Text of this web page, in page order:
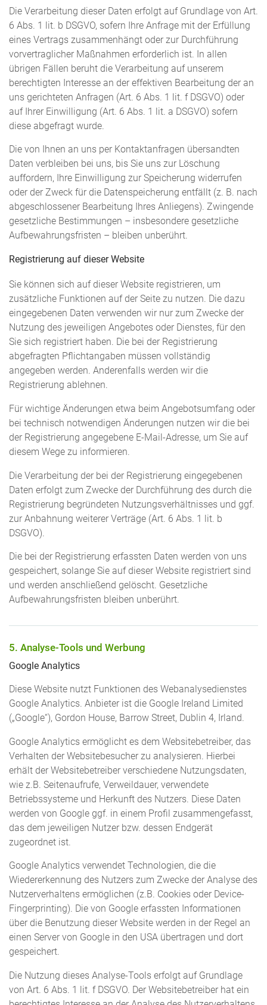
Die Verarbeitung dieser Daten erfolgt auf Grundlage von Art.
6 Abs. 1 lit. b DSGVO, sofern Ihre Anfrage mit der Erfüllung
eines Vertrags zusammenhängt oder zur Durchführung
vorvertraglicher Maßnahmen erforderlich ist. In allen
übrigen Fällen beruht die Verarbeitung auf unserem
berechtigten Interesse an der effektiven Bearbeitung der an
uns gerichteten Anfragen (Art. 6 Abs. 1 lit. f DSGVO) oder
auf Ihrer Einwilligung (Art. 6 Abs. 1 lit. a DSGVO) sofern
diese abgefragt wurde.
Die von Ihnen an uns per Kontaktanfragen übersandten
Daten verbleiben bei uns, bis Sie uns zur Löschung
auffordern, Ihre Einwilligung zur Speicherung widerrufen
oder der Zweck für die Datenspeicherung entfällt (z. B. nach
abgeschlossener Bearbeitung Ihres Anliegens). Zwingende
gesetzliche Bestimmungen – insbesondere gesetzliche
Aufbewahrungsfristen – bleiben unberührt.
Registrierung auf dieser Website
Sie können sich auf dieser Website registrieren, um
zusätzliche Funktionen auf der Seite zu nutzen. Die dazu
eingegebenen Daten verwenden wir nur zum Zwecke der
Nutzung des jeweiligen Angebotes oder Dienstes, für den
Sie sich registriert haben. Die bei der Registrierung
abgefragten Pflichtangaben müssen vollständig
angegeben werden. Anderenfalls werden wir die
Registrierung ablehnen.
Für wichtige Änderungen etwa beim Angebotsumfang oder
bei technisch notwendigen Änderungen nutzen wir die bei
der Registrierung angegebene E-Mail-Adresse, um Sie auf
diesem Wege zu informieren.
Die Verarbeitung der bei der Registrierung eingegebenen
Daten erfolgt zum Zwecke der Durchführung des durch die
Registrierung begründeten Nutzungsverhältnisses und ggf.
zur Anbahnung weiterer Verträge (Art. 6 Abs. 1 lit. b
DSGVO).
Die bei der Registrierung erfassten Daten werden von uns
gespeichert, solange Sie auf dieser Website registriert sind
und werden anschließend gelöscht. Gesetzliche
Aufbewahrungsfristen bleiben unberührt.
5. Analyse-Tools und Werbung
Google Analytics
Diese Website nutzt Funktionen des Webanalysedienstes
Google Analytics. Anbieter ist die Google Ireland Limited
(„Google“), Gordon House, Barrow Street, Dublin 4, Irland.
Google Analytics ermöglicht es dem Websitebetreiber, das
Verhalten der Websitebesucher zu analysieren. Hierbei
erhält der Websitebetreiber verschiedene Nutzungsdaten,
wie z.B. Seitenaufrufe, Verweildauer, verwendete
Betriebssysteme und Herkunft des Nutzers. Diese Daten
werden von Google ggf. in einem Profil zusammengefasst,
das dem jeweiligen Nutzer bzw. dessen Endgerät
zugeordnet ist.
Google Analytics verwendet Technologien, die die
Wiedererkennung des Nutzers zum Zwecke der Analyse des
Nutzerverhaltens ermöglichen (z.B. Cookies oder Device-
Fingerprinting). Die von Google erfassten Informationen
über die Benutzung dieser Website werden in der Regel an
einen Server von Google in den USA übertragen und dort
gespeichert.
Die Nutzung dieses Analyse-Tools erfolgt auf Grundlage
von Art. 6 Abs. 1 lit. f DSGVO. Der Websitebetreiber hat ein